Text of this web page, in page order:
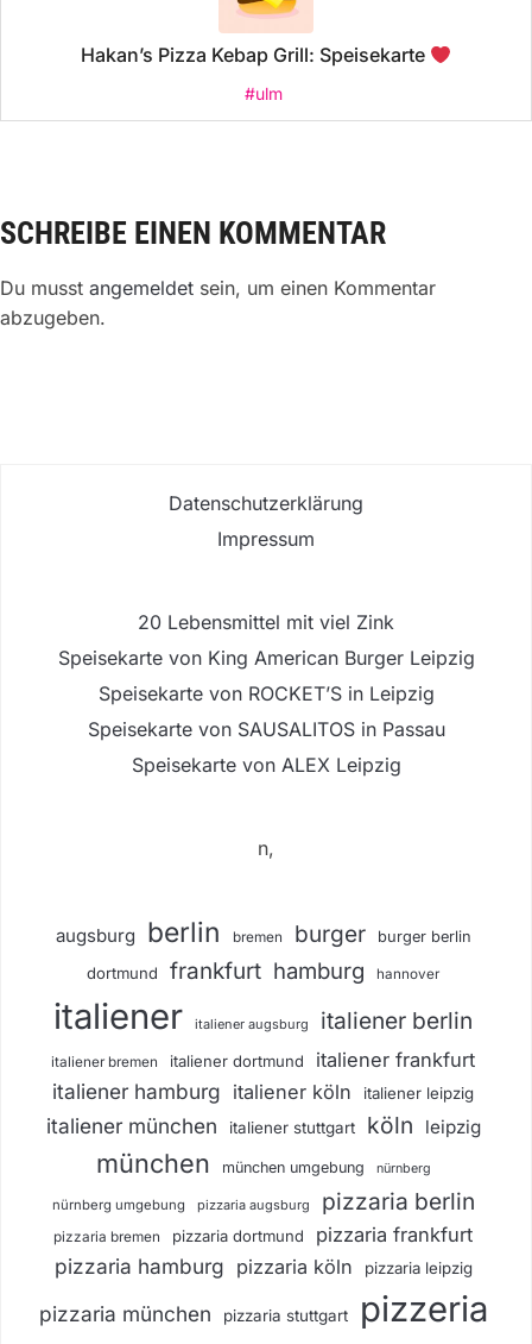
Hakan’s Pizza Kebap Grill: Speisekarte
#ulm
SCHREIBE EINEN KOMMENTAR
Du musst angemeldet sein, um einen Kommentar
abzugeben.
Datenschutzerklärung
Impressum
20 Lebensmittel mit viel Zink
Speisekarte von King American Burger Leipzig
Speisekarte von ROCKET’S in Leipzig
Speisekarte von SAUSALITOS in Passau
Speisekarte von ALEX Leipzig
n,
augsburg berlin bremen burger burger berlin
dortmund frankfurt hamburg hannover
italiener italiener augsburg italiener berlin
italiener bremen italiener dortmund italiener frankfurt
italiener hamburg italiener köln italiener leipzig
italiener münchen italiener stuttgart köln leipzig
münchen münchen umgebung nürnberg
nürnberg umgebung pizzaria augsburg pizzaria berlin
pizzaria bremen pizzaria dortmund pizzaria frankfurt
pizzaria hamburg pizzaria köln pizzaria leipzig
pizzaria münchen pizzaria stuttgart pizzeria